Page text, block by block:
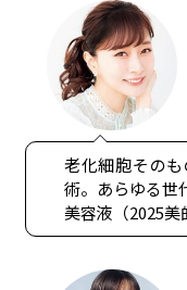
老化細胞その
術。あらゆる世
美容液（2025美